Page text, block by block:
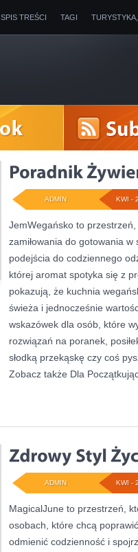
SPIS TREŚCI TAGI
KWI -
ADMIN
JemWegańsko to
zamiłowania do gotowania
podejścia do codziennego
której aromat spotyka się z
pokazują, że kuchnia
świeża i jednocześnie
wskazówek dla osób, które
rozwiązań na poranek,
słodką przekąskę czy coś
Zobacz także Dla
KWI -
ADMIN
MagicalJune to przestrzeń,
osobach, które chcą
odmienić codzienność i